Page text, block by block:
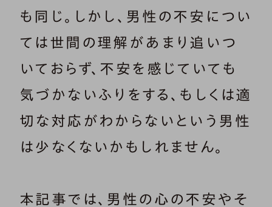
も同じ。しかし、男性の不安につい
ては世間の理解があまり追いつ
いておらず、不安を感じていても
気づかないふりをする、もしくは適
切な対応がわからないという男性
は少なくないかもしれません。
本記事では、男性の心の不安やそ